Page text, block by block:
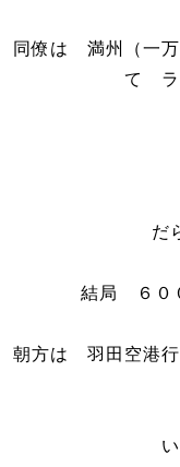
同僚は 満州（一万
て ラ
だ
結局 ６０
朝方は 羽田空港